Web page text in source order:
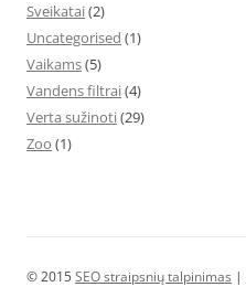
Sveikatai(2)
Uncategorised (1)
Vaikams(5)
Vandens filtrai(4)
Verta sužinoti(29)
Zoo (1)
© 2015SEO straipsnių talpinimas |